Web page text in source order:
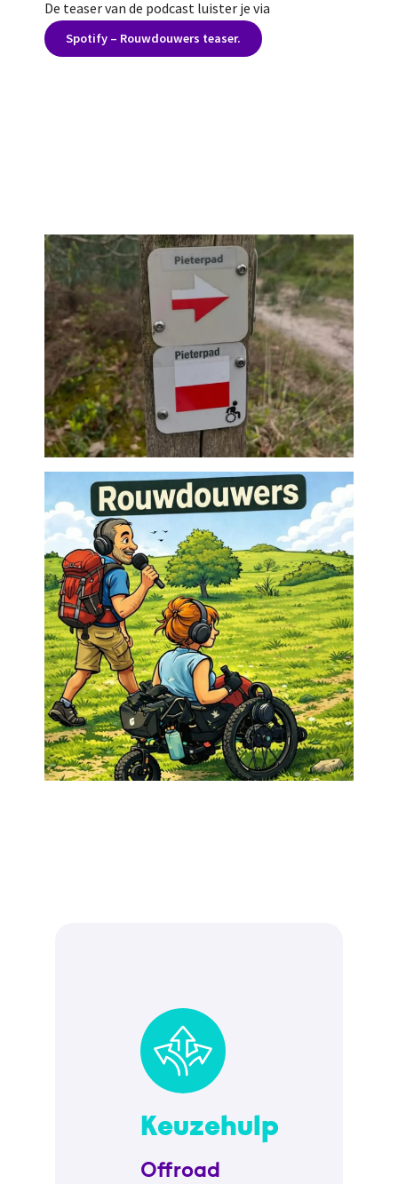
De teaser van de podcast luister je via
Spotify – Rouwdouwers teaser.
Keuzehulp
Offroad